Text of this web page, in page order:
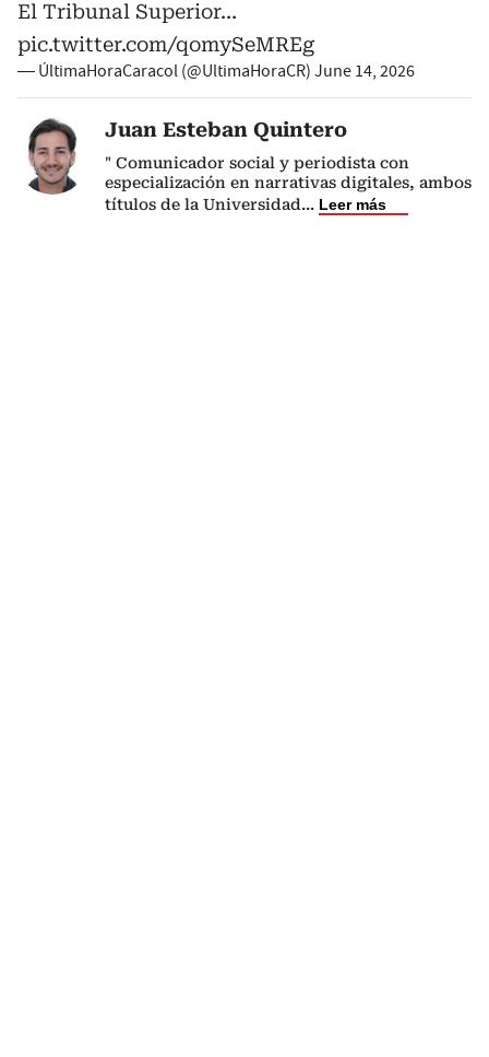
El Tribunal Superior…
pic.twitter.com/qomySeMREg
— ÚltimaHoraCaracol (@UltimaHoraCR) June 14, 2026
Juan Esteban Quintero
" Comunicador social y periodista con
especialización en narrativas digitales, ambos
títulos de la Universidad... Leer más